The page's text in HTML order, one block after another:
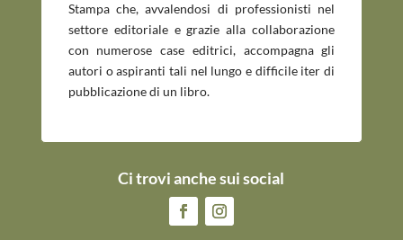
Stampa che, avvalendosi di professionisti nel
settore editoriale e grazie alla collaborazione
con numerose case editrici, accompagna gli
autori o aspiranti tali nel lungo e difficile iter di
pubblicazione di un libro.
Ci trovi anche sui social